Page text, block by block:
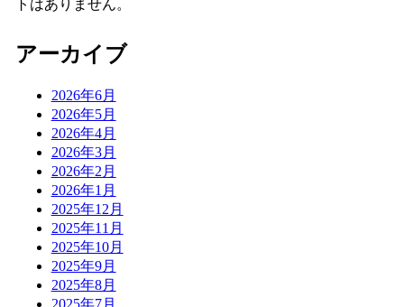
トはありません。
アーカイブ
2026年6月
2026年5月
2026年4月
2026年3月
2026年2月
2026年1月
2025年12月
2025年11月
2025年10月
2025年9月
2025年8月